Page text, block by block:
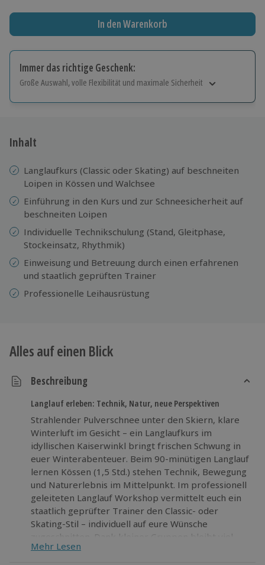
In den Warenkorb
Immer das richtige Geschenk:
Große Auswahl, volle Flexibilität und maximale Sicherheit
Jeder Gutschein für alle Erlebnisse einlösbar.
Inhalt
Langlaufkurs (Classic oder Skating) auf beschneiten
Loipen in Kössen und Walchsee
Einführung in den Kurs und zur Schneesicherheit auf
beschneiten Loipen
Individuelle Technikschulung (Stand, Gleitphase,
Stockeinsatz, Rhythmik)
Einweisung und ​​Betreuung durch einen erfahrenen
und staatlich geprüften Trainer
Professionelle Leihausrüstung
Alles auf einen Blick
Beschreibung
Langlauf erleben: Technik, Natur, neue Perspektiven
Strahlender Pulverschnee unter den Skiern, klare
Winterluft im Gesicht – ein Langlaufkurs im
idyllischen Kaiserwinkl bringt frischen Schwung in
euer Winterabenteuer. Beim 90-minütigen Langlauf
lernen Kössen (1,5 Std.) stehen Technik, Bewegung
und Naturerlebnis im Mittelpunkt. Im professionell
geleiteten Langlauf Workshop vermittelt euch ein
staatlich geprüfter Trainer den Classic- oder
Skating-Stil – individuell auf eure Wünsche
zugeschnitten. Dank kleiner Gruppen bleibt viel
Raum für persönliche Betreuung und gezieltes
Mehr Lesen